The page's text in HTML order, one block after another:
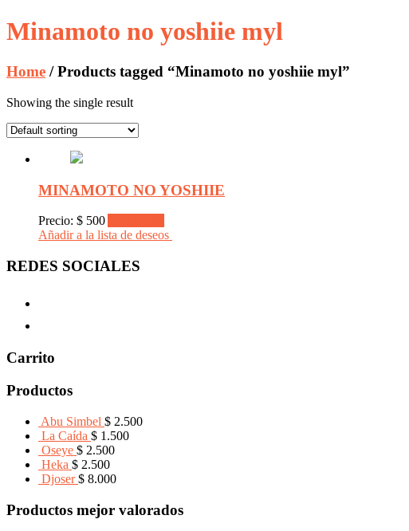
Minamoto no yoshiie myl
Home / Products tagged “Minamoto no yoshiie myl”
Showing the single result
MINAMOTO NO YOSHIIE
Precio: $ 500
Añadir a la lista de deseos
REDES SOCIALES
Carrito
Productos
Abu Simbel $ 2.500
La Caída $ 1.500
Oseye $ 2.500
Heka $ 2.500
Djoser $ 8.000
Productos mejor valorados